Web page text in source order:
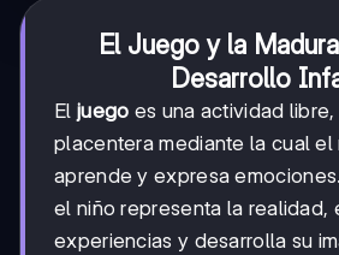
El Juego y la
Desarrollo
El juego es una actividad
placentera mediante la cual el
aprende y expresa
el niño representa la realidad,
experiencias y desarrolla su